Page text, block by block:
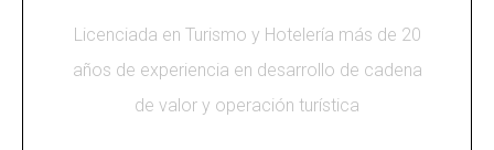
Licenciada en Turismo y Hotelería más de 20
años de experiencia en desarrollo de cadena
de valor y operación turística